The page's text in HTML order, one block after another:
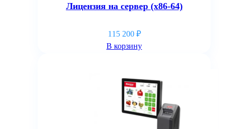
Лицензия на сервер (x86-64)
115 200 ₽
В корзину